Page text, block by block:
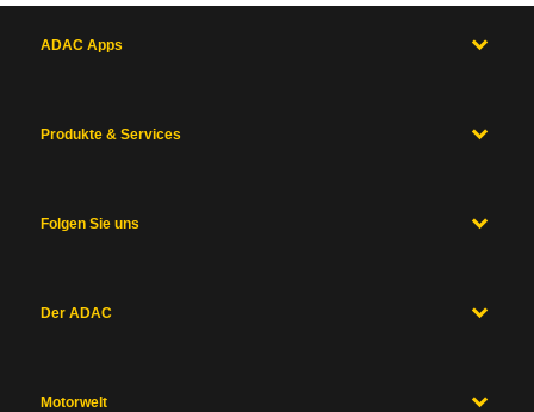
ADAC Apps
Produkte & Services
Folgen Sie uns
Der ADAC
Motorwelt